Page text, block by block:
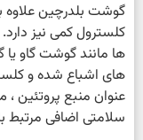
گوشت بلدرچین علاوه
کلسترول کمی نیز
ها مانند گوشت گاو
های اشباع شده و
عنوان منبع پروتئین ،
سلامتی اضافی مرتبط